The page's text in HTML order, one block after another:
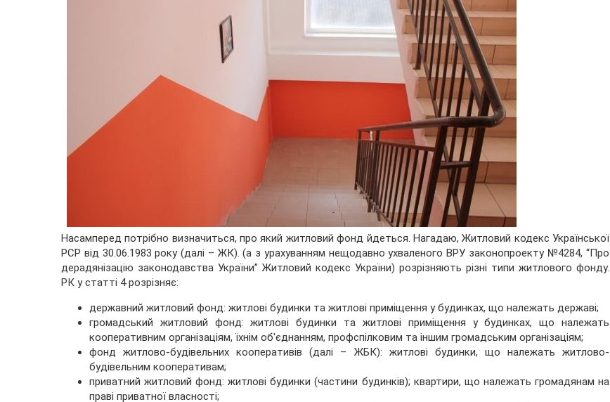
Насамперед потрібно визначиться, про який житловий фонд йдеться. Нагадаю, Житловий кодекс Української
РСР від 30.06.1983 року (далі – ЖК). (а з урахуванням нещодавно ухваленого ВРУ законопроекту №4284, “Про
дерадянізацію законодавства України” Житловий кодекс України) розрізняють різні типи житлового фонду.
РК у статті 4 розрізняє:
державний житловий фонд: житлові будинки та житлові приміщення у будинках, що належать державі;
громадський житловий фонд: житлові будинки та житлові приміщення у будинках, що належать
кооперативним організаціям, їхнім об'єднанням, профспілковим та іншим громадським організаціям;
фонд житлово-будівельних кооперативів (далі – ЖБК): житлові будинки, що належать житлово-
будівельним кооперативам;
приватний житловий фонд: житлові будинки (частини будинків); квартири, що належать громадянам на
праві приватної власності;